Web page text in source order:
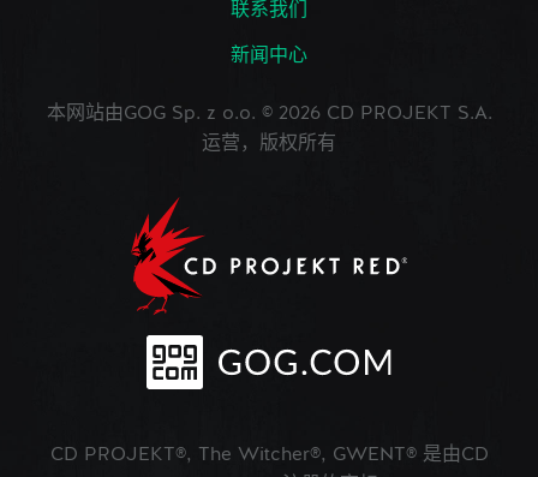
联系我们
新闻中心
本网站由GOG Sp. z o.o. © 2026 CD PROJEKT S.A.
运营，版权所有
CD PROJEKT®, The Witcher®, GWENT® 是由CD